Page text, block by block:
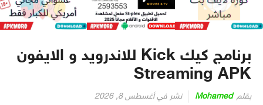
برنامج كيك Kick للاندرويد و الايفون
Streaming APK
بقلم Mohamed نشر في أغسطس 8, 2026